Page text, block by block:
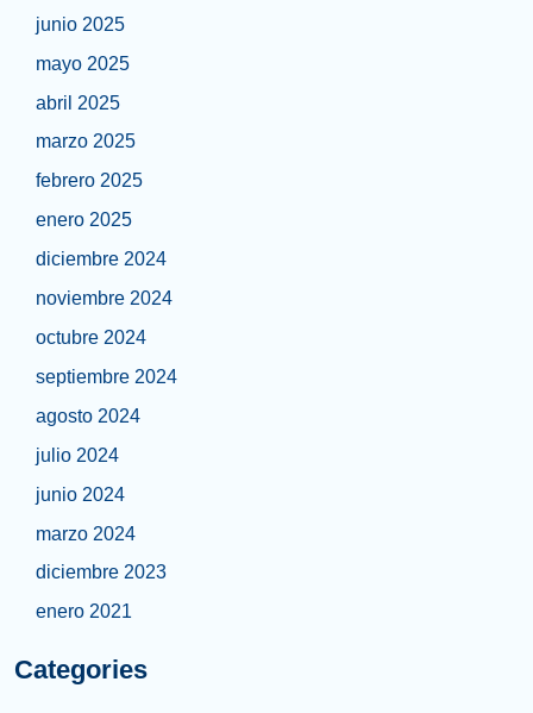
junio 2025
mayo 2025
abril 2025
marzo 2025
febrero 2025
enero 2025
diciembre 2024
noviembre 2024
octubre 2024
septiembre 2024
agosto 2024
julio 2024
junio 2024
marzo 2024
diciembre 2023
enero 2021
Categories